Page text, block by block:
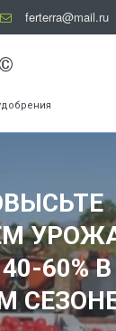
ferterra@mail.ru
60% В